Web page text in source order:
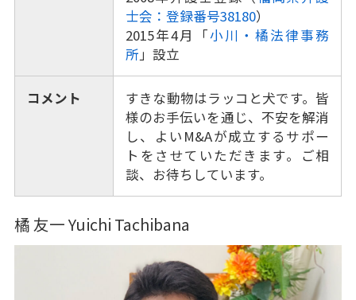
士会：登録番号38180）
2015年4月「小川・橘法律事務
所」設立
コメント
すきな動物はラッコと犬です。皆
様のお手伝いを通じ、不安を解消
し、よいM&Aが成立するサポー
トをさせていただきます。ご相
談、お待ちしています。
橘 友一 Yuichi Tachibana